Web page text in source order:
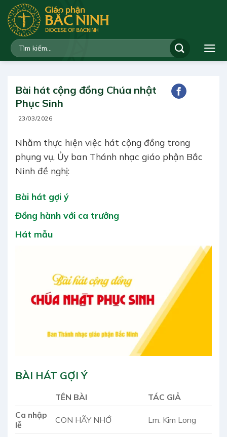
qua
dung
Bài hát cộng đồng Chúa nhật
Phục Sinh
23/03/2026
Nhằm thực hiện việc hát cộng đồng trong
phụng vụ, Ủy ban Thánh nhạc giáo phận Bắc
Ninh đề nghị:
Bài hát gợi ý
Đồng hành với ca trưởng
Hát mẫu
BÀI HÁT GỢI Ý
TÊN BÀI
TÁC GIẢ
Ca nhập
lễ
CON HÃY NHỚ Lm. Kim Long